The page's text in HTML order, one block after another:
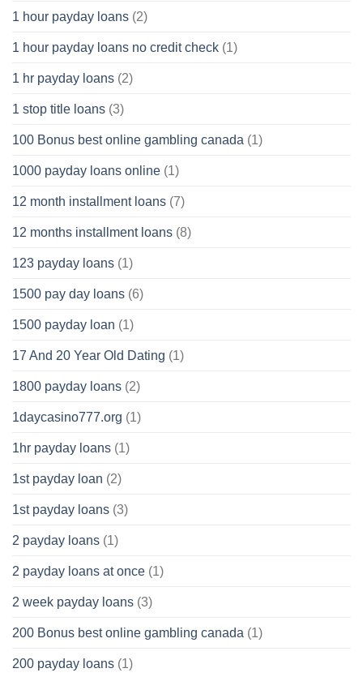
1 hour payday loans (2)
1 hour payday loans no credit check (1)
1 hr payday loans (2)
1 stop title loans (3)
100 Bonus best online gambling canada (1)
1000 payday loans online (1)
12 month installment loans (7)
12 months installment loans (8)
123 payday loans (1)
1500 pay day loans (6)
1500 payday loan (1)
17 And 20 Year Old Dating (1)
1800 payday loans (2)
1daycasino777.org (1)
1hr payday loans (1)
1st payday loan (2)
1st payday loans (3)
2 payday loans (1)
2 payday loans at once (1)
2 week payday loans (3)
200 Bonus best online gambling canada (1)
200 payday loans (1)